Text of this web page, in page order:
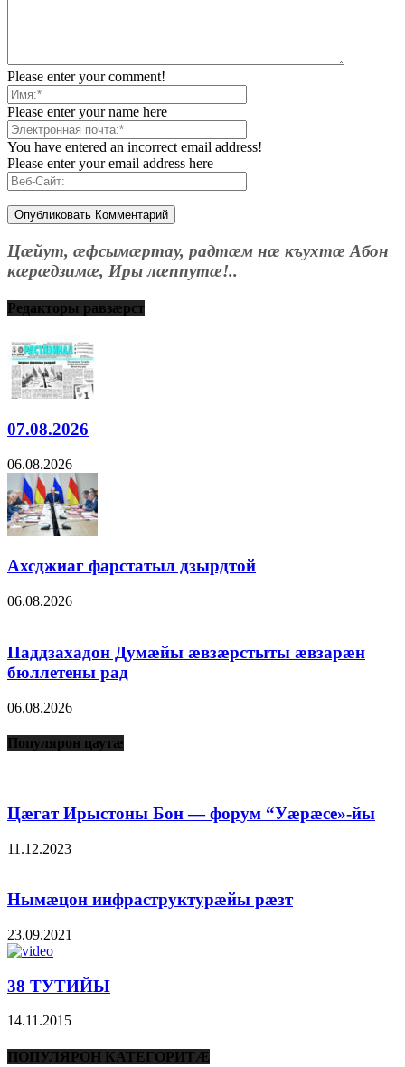
Please enter your comment!
Please enter your name here
You have entered an incorrect email address!
Please enter your email address here
Цæйут, æфсымæртау, радтæм нæ къухтæ Абон
кæрæдзимæ, Иры лæппутæ!..
Редакторы равзæрст
07.08.2026
06.08.2026
Ахсджиаг фарстатыл дзырдтой
06.08.2026
Паддзахадон Думæйы æвзæрстыты æвзарæн
бюллетены рад
06.08.2026
Популярон цаутæ
Цæгат Ирыстоны Бон — форум “Уæрæсе»-йы
11.12.2023
Нымæцон инфраструктурæйы рæзт
23.09.2021
38 ТУТИЙЫ
14.11.2015
ПОПУЛЯРОН КАТЕГОРИТÆ